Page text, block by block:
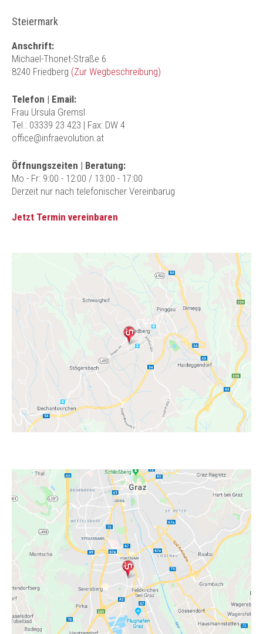
Steiermark
Anschrift:
Michael-Thonet-Straße 6
8240 Friedberg (Zur Wegbeschreibung)
Telefon | Email:
Frau Ursula Gremsl
Tel.: 03339 23 423 | Fax: DW 4
office@infraevolution.at
Öffnungszeiten | Beratung:
Mo - Fr: 9:00 - 12:00 / 13:00 - 17:00
Derzeit nur nach telefonischer Vereinbarug
Jetzt Termin vereinbaren